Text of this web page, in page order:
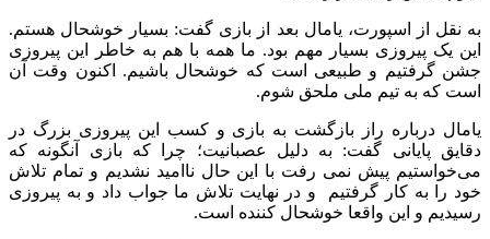
به نقل از اسپورت، یامال بعد از بازی گفت: بسیار خوشحال هستم.
این یک پیروزی بسیار مهم بود. ما همه با هم به خاطر این پیروزی
جشن گرفتیم و طبیعی است که خوشحال باشیم. اکنون وقت آن
است که به تیم ملی ملحق شوم.
یامال درباره راز بازگشت به بازی و کسب این پیروزی بزرگ در
دقایق پایانی گفت: به دلیل عصبانیت؛ چرا که بازی آنگونه که
می‌خواستیم پیش نمی رفت با این حال ناامید نشدیم و تمام تلاش
خود را به کار گرفتیم و در نهایت تلاش ما جواب داد و به پیروزی
رسیدیم و این واقعا خوشحال کننده است.